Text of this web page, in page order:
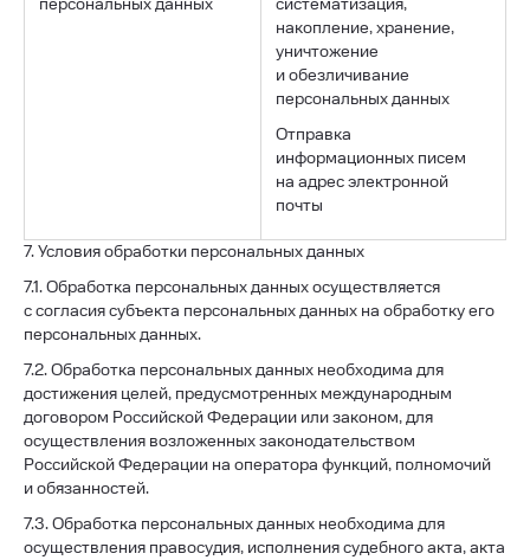
персональных данных
систематизация,
накопление, хранение,
уничтожение
и обезличивание
персональных данных
Отправка
информационных писем
на адрес электронной
почты
7. Условия обработки персональных данных
7.1. Обработка персональных данных осуществляется
с согласия субъекта персональных данных на обработку его
персональных данных.
7.2. Обработка персональных данных необходима для
достижения целей, предусмотренных международным
договором Российской Федерации или законом, для
осуществления возложенных законодательством
Российской Федерации на оператора функций, полномочий
и обязанностей.
7.3. Обработка персональных данных необходима для
осуществления правосудия, исполнения судебного акта, акта